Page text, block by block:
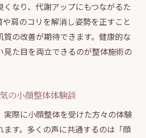
ドレス映えするボディラインへ
前後のケアが持つ重要な役割
る整体院選びのポイントを解説
ディライン作りの秘訣
よる美容整体の効果に注目
叶える美しいシルエット形成
イクに整体を取り入れるコツ
なり、代謝アップにもつながるた
肩のコリを解消し姿勢を正すこと
質の改善が期待できます。健康的な
見た目を両立できるのが整体施術の
の小顔整体体験談
実際に小顔整体を受けた方々の体験
ます。多くの声に共通するのは「顔